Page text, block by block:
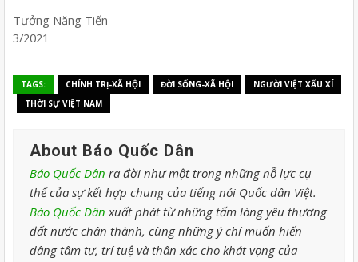
Tưởng Năng Tiến
3/2021
TAGS: CHÍNH TRỊ-XÃ HỘI ĐỜI SỐNG-XÃ HỘI
NGƯỜI VIỆT XẤU XÍ
THỜI SỰ VIỆT NAM
About Báo Quốc Dân
Báo Quốc Dân ra đời như một trong những nỗ lực cụ
thể của sự kết hợp chung của tiếng nói Quốc dân Việt.
Báo Quốc Dân xuất phát từ những tấm lòng yêu thương
đất nước chân thành, cùng những ý chí muốn hiến
dâng tâm tư, trí tuệ và thân xác cho khát vọng của